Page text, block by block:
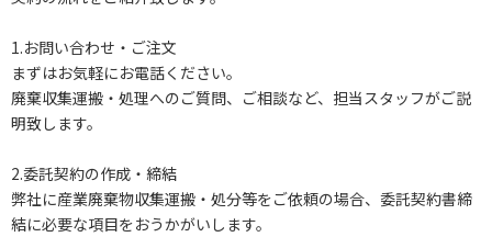
1.お問い合わせ・ご注文
まずはお気軽にお電話ください。
廃棄収集運搬・処理へのご質問、ご相談など、担当スタッフがご説
明致します。
2.委託契約の作成・締結
弊社に産業廃棄物収集運搬・処分等をご依頼の場合、委託契約書締
結に必要な項目をおうかがいします。